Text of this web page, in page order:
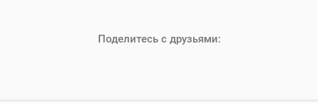
Поделитесь с друзьями: